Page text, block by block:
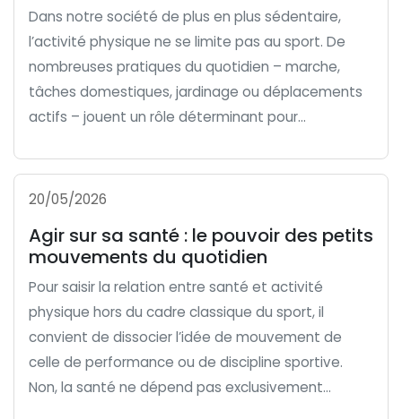
Dans notre société de plus en plus sédentaire,
l’activité physique ne se limite pas au sport. De
nombreuses pratiques du quotidien – marche,
tâches domestiques, jardinage ou déplacements
actifs – jouent un rôle déterminant pour...
20/05/2026
Agir sur sa santé : le pouvoir des petits
mouvements du quotidien
Pour saisir la relation entre santé et activité
physique hors du cadre classique du sport, il
convient de dissocier l’idée de mouvement de
celle de performance ou de discipline sportive.
Non, la santé ne dépend pas exclusivement...